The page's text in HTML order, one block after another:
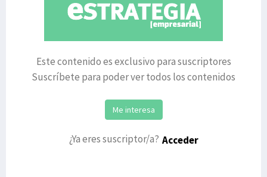
Este contenido es exclusivo para suscriptores
Suscríbete para poder ver todos los contenidos
Me interesa
¿Ya eres suscriptor/a? Acceder